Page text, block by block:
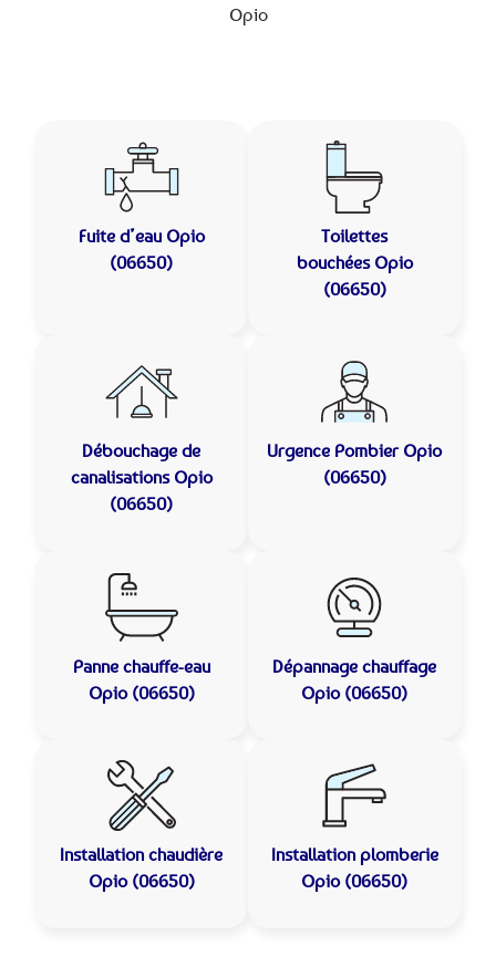
Opio
Fuite d’eau Opio
(06650)
Toilettes
bouchées Opio
(06650)
Débouchage de
canalisations Opio
(06650)
Urgence Pombier Opio
(06650)
Panne chauffe-eau
Opio (06650)
Dépannage chauffage
Opio (06650)
Installation chaudière
Opio (06650)
Installation plomberie
Opio (06650)